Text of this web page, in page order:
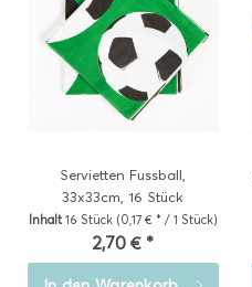
Servietten Fussball,
33x33cm, 16 Stück
Inhalt16 Stück (0,17 € * / 1 Stück)
2,70 € *